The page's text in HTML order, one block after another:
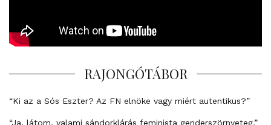
RAJONGÓTÁBOR
“Ki az a Sós Eszter? Az FN elnöke vagy miért autentikus?”
“Ja, látom, valami sándorklárás feminista genderszörnyeteg.”